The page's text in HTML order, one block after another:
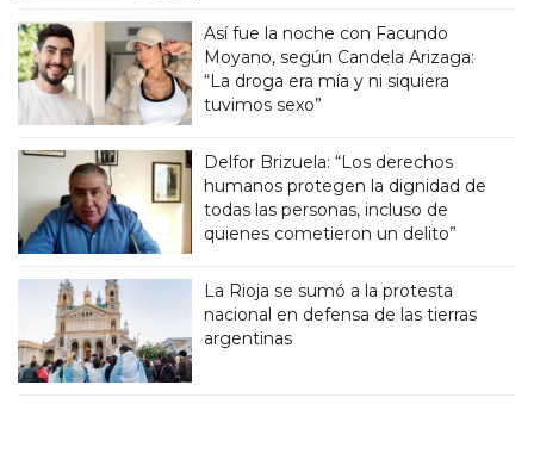
Así fue la noche con Facundo
Moyano, según Candela Arizaga:
“La droga era mía y ni siquiera
tuvimos sexo”
Delfor Brizuela: “Los derechos
humanos protegen la dignidad de
todas las personas, incluso de
quienes cometieron un delito”
La Rioja se sumó a la protesta
nacional en defensa de las tierras
argentinas